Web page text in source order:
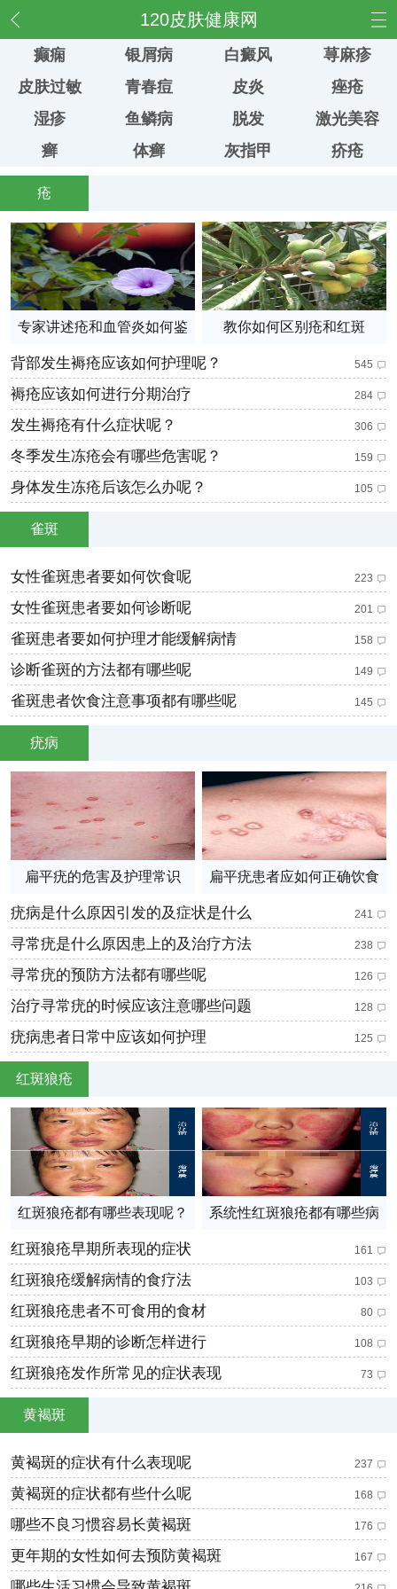
120皮肤健康网
癫痫 银屑病 白癜风
荨麻疹
皮肤过敏
青春痘 皮炎
痤疮
湿疹
鱼鳞病 脱发
激光美容
癣
体癣 灰指甲 疥疮
疮
专家讲述疮和血管炎如何鉴
别
教你如何区别疮和红斑
背部发生褥疮应该如何护理呢？ 545
褥疮应该如何进行分期治疗 284
发生褥疮有什么症状呢？ 306
冬季发生冻疮会有哪些危害呢？ 159
身体发生冻疮后该怎么办呢？ 105
雀斑
女性雀斑患者要如何饮食呢 223
女性雀斑患者要如何诊断呢 201
雀斑患者要如何护理才能缓解病情 158
诊断雀斑的方法都有哪些呢 149
雀斑患者饮食注意事项都有哪些呢 145
疣病
扁平疣的危害及护理常识 扁平疣患者应如何正确饮食
疣病是什么原因引发的及症状是什么 241
寻常疣是什么原因患上的及治疗方法 238
寻常疣的预防方法都有哪些呢 126
治疗寻常疣的时候应该注意哪些问题 128
疣病患者日常中应该如何护理 125
红斑狼疮
红斑狼疮都有哪些表现呢？
系统性红斑狼疮都有哪些病
红斑狼疮早期所表现的症状 161
红斑狼疮缓解病情的食疗法 103
红斑狼疮患者不可食用的食材 80
红斑狼疮早期的诊断怎样进行 108
红斑狼疮发作所常见的症状表现 73
黄褐斑
黄褐斑的症状有什么表现呢 237
黄褐斑的症状都有些什么呢 168
哪些不良习惯容易长黄褐斑 176
更年期的女性如何去预防黄褐斑 167